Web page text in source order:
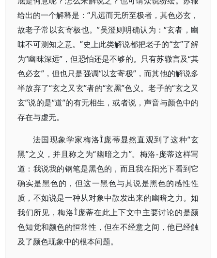
给出的一个解释是：“凡远而无所至极者，其色必玄，
故老子常以玄寄极也。”吴澄则明确认为：“玄者，幽
昩不可测知之意。”史上此类解说都把老子的“玄”了解
为“幽昩深远”，但恐怕还是不够的。只有苏辙言及“其
色必玄”，但也只是强调“以玄寄极”，而其他的解说多
半放弃了“玄之又玄”者的“玄黑”色义。老子的“玄之又
玄”说的是“道”的有无相生，或者说，声音与颜色中的
存在与虚无。
法国现象学家梅洛庞蒂显然直观到了这种“玄
黑”之义，并且称之为“幽暗之力”。梅洛-庞蒂这样写
道：我说我的钢笔是黑色的，而且我在阳光下看到它
确实是黑色的，但这一黑色与其说是黑色的感性性
质，不如说是一种从对象中散发出来的幽暗之力。如
我们所见，梅洛庞蒂在此上下文中主要讨论的是颜
色知觉和颜色的恒常性，但在不经意之间，他已经触
及了颜色现象中的根本问题。